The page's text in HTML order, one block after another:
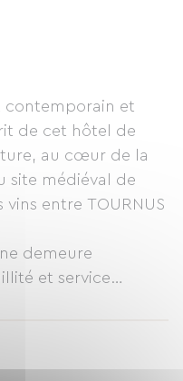
contemporain et
de cet hôtel de
au cœur de la
site médiéval de
entre TOURNUS
demeure
et service
et le jardin